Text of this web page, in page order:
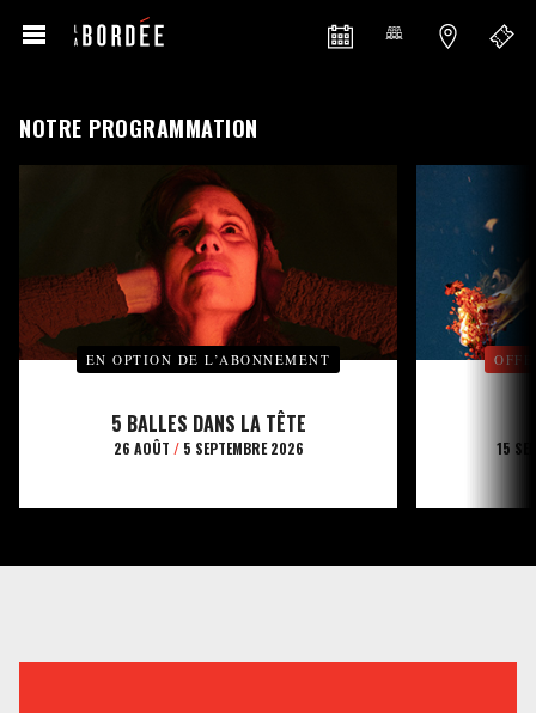
NOTRE PROGRAMMATION
EN OPTION DE L’ABONNEMENT
5 BALLES DANS LA TÊTE
26 AOÛT /5 SEPTEMBRE 2026 15